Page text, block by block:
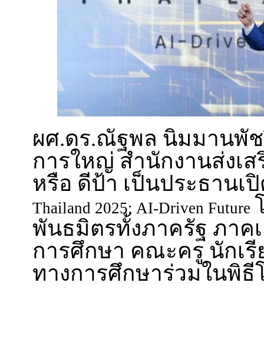
ผศ.ดร.ณัฐพล นิมมานพั
การใหญ่ สำนักงานส่งเ
หรือ ดีป้า เป็นประธานเ
Thailand 2025: AI-Driven Future
พันธมิตรทั้งภาครัฐ ภาค
การศึกษา คณะครู นักเ
ทางการศึกษาร่วมในพิธี